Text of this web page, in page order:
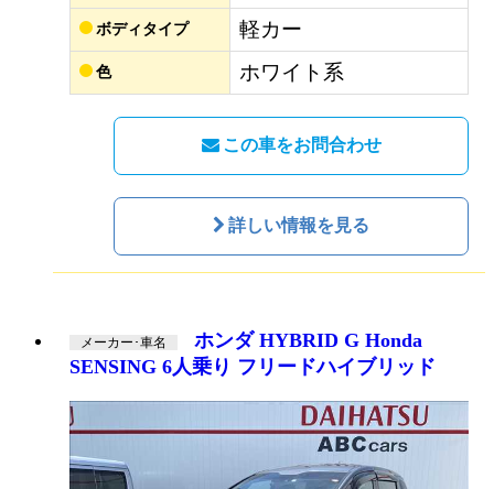
ボディタイプ 軽カー
色 ホワイト系
この車をお問合わせ
詳しい情報を見る
メーカー･車名
ホンダ HYBRID G Honda
SENSING 6人乗り フリードハイブリッド